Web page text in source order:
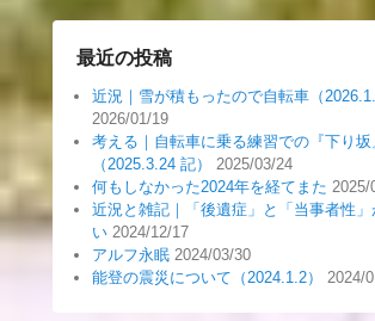
最近の投稿
近況｜雪が積もったので自転車（
2026/01/19
考える｜自転車に乗る練習での『下り
（2025.3.24 記）
2025/03/24
何もしなかった2024年を経てまた 2025/
近況と雑記｜「後遺症」と「当事者性」
い 2024/12/17
アルフ永眠 2024/03/30
能登の震災について（2024.1.2）
2024/